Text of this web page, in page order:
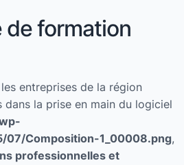
de formation
entreprises de la région
dans la prise en main du logiciel
07/Composition-1_00008.png,
professionnelles et